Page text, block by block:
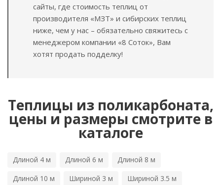
сайты, где стоимость теплиц от
производителя «МЗТ» и сибирских теплиц
ниже, чем у нас – обязательно свяжитесь с
менеджером компании «8 Соток», Вам
хотят продать подделку!
Теплицы из поликарбоната,
цены и размеры смотрите в
каталоге
Длиной 4 м Длиной 6 м
Длиной 8 м
Длиной 10 м
Шириной 3 м
Шириной 3.5 м